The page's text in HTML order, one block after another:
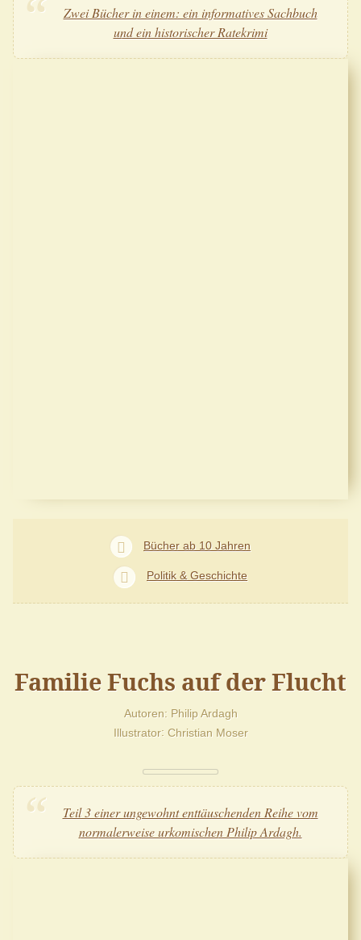
Zwei Bücher in einem: ein informatives Sachbuch
und ein historischer Ratekrimi
Bücher ab 10 Jahren
Politik & Geschichte
Familie Fuchs auf der Flucht
Autoren Philip Ardagh
Illustrator Christian Moser
Teil 3 einer ungewohnt enttäuschenden Reihe vom
normalerweise urkomischen Philip Ardagh.